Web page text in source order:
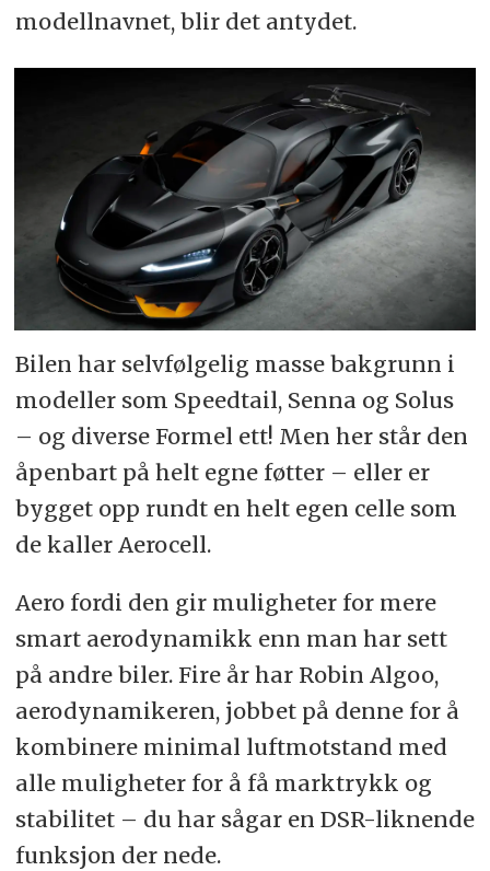
modellnavnet, blir det antydet.
Bilen har selvfølgelig masse bakgrunn i
modeller som Speedtail, Senna og Solus
– og diverse Formel ett! Men her står den
åpenbart på helt egne føtter – eller er
bygget opp rundt en helt egen celle som
de kaller Aerocell.
Aero fordi den gir muligheter for mere
smart aerodynamikk enn man har sett
på andre biler. Fire år har Robin Algoo,
aerodynamikeren, jobbet på denne for å
kombinere minimal luftmotstand med
alle muligheter for å få marktrykk og
stabilitet – du har sågar en DSR-liknende
funksjon der nede.